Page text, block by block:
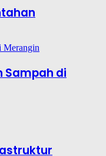
Sampah di